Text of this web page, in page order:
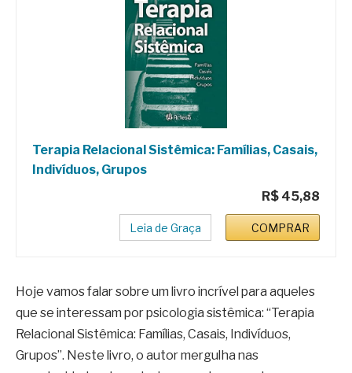
Terapia Relacional Sistêmica: Famílias, Casais,
Indivíduos, Grupos
R$ 45,88
Leia de Graça COMPRAR
Hoje vamos falar sobre um livro incrível para aqueles
que se interessam por psicologia sistêmica: “Terapia
Relacional Sistêmica: Famílias, Casais, Indivíduos,
Grupos”. Neste livro, o autor mergulha nas